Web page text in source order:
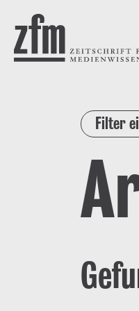
ZEITSCHRIFT FÜR
MEDIENWISSENSCHAFT
Filter